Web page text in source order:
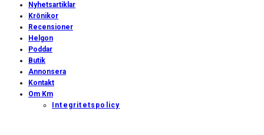
Nyhetsartiklar
Krönikor
Recensioner
Helgon
Poddar
Butik
Annonsera
Kontakt
Om Km
Integritetspolicy